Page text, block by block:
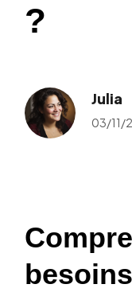
?
Julia
03/11/